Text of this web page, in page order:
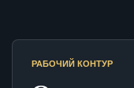
РАБОЧИЙ КОНТУР